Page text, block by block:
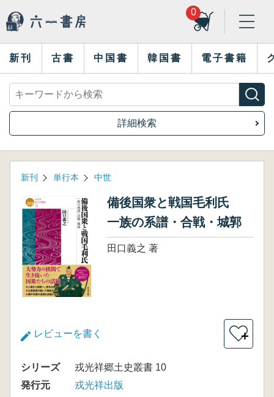
0
新刊 古書 中国書 韓国書 電子書籍
詳細検索
新刊 単行本 中世
備後国衆と戦国毛利氏
一族の系譜・合戦・城郭
田口義之 著
レビューを書く ＋
シリーズ
戎光祥郷土史叢書 10
発行元
戎光祥出版